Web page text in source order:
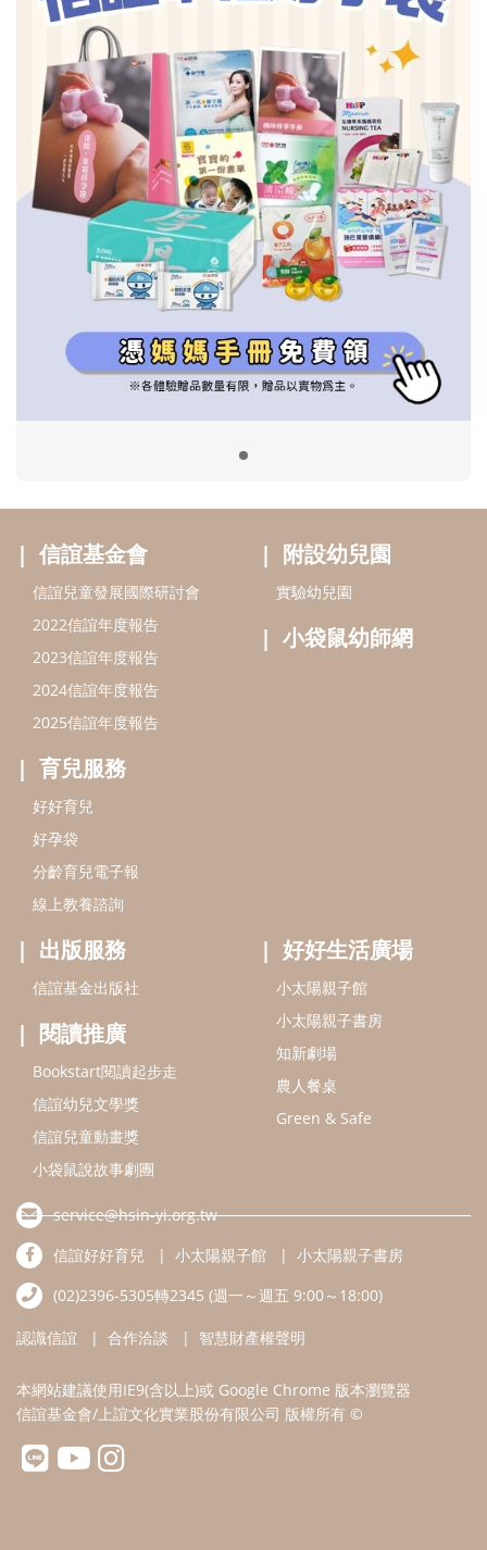
信誼基金會
2022信誼年度報告
2023信誼年度報告
2024信誼年度報告
好孕袋
分齡育兒電子報
線上教養諮詢
附設幼兒園
小袋鼠幼師網
出版服務
信誼基金出版社
閱讀推廣
Bookstart閱讀起步走
信誼幼兒文學獎
信誼兒童動畫獎
小袋鼠說故事劇團
service@hsin-yi.org.tw
信誼好好育兒
小太陽親子書房
(02)2396-5305轉2345 (週一～週五 9:00～18:00)
認識信誼 合作洽談 智慧財產權聲明
本網站建議使用IE9(含以上)或 Google Chrome 版本瀏覽器
信誼基金會/上誼文化實業股份有限公司 版權所有 ©